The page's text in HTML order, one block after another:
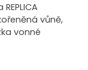
vůně,
vonné